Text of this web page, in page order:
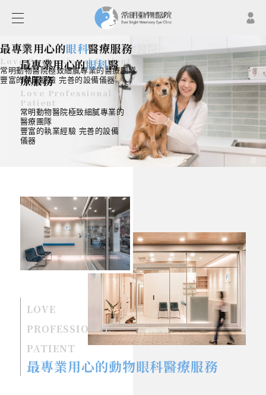
常明動物醫院極致細膩專業的醫療團隊
豐富的執業經驗 完善的設備儀器
常明動物醫院極致細膩專業的醫療團隊
豐富的執業經驗 完善的設備儀器
常明動物醫院極致細膩專業的醫療團隊
豐富的執業經驗 完善的設備儀器
台北大安動物眼科-常
明動物醫院
Love Professional
Patient
常明動物醫院極致細膩專業的
醫療團隊
豐富的執業經驗 完善的設備
儀器
LOVE
PROFESSIONAL
PATIENT
最專業用心的動物眼科醫療服務